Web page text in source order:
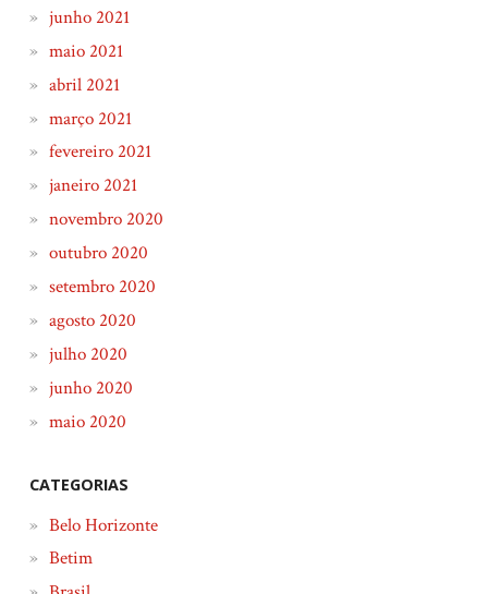
junho 2021
maio 2021
abril 2021
março 2021
fevereiro 2021
janeiro 2021
novembro 2020
outubro 2020
setembro 2020
agosto 2020
julho 2020
junho 2020
maio 2020
CATEGORIAS
Belo Horizonte
Betim